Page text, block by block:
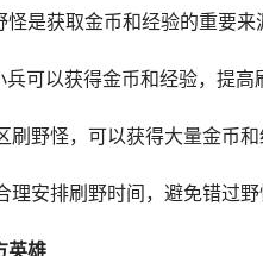
是获取金币和经验的重要
可以获得金币和经验，提高
野怪，可以获得大量金币和
安排刷野时间，避免错过野
英雄